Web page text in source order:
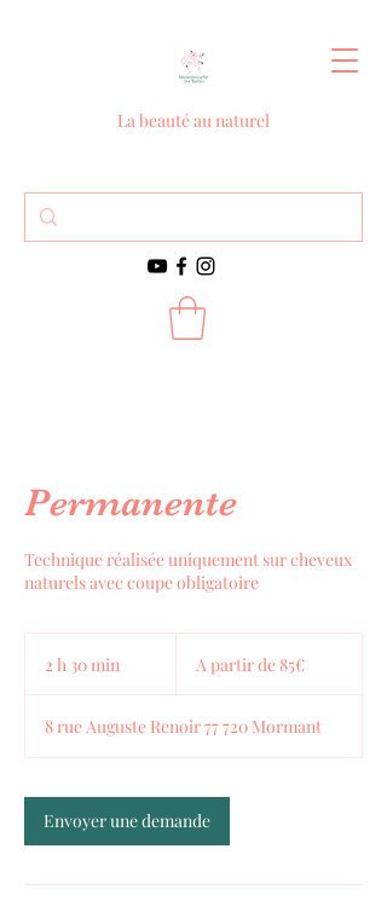
La beauté au naturel
Permanente
Technique réalisée uniquement sur cheveux
naturels avec coupe obligatoire
2 h 30 min
0
m
n
A partir de 85€
8 rue Auguste Renoir 77 720 Mormant
Envoyer une demande